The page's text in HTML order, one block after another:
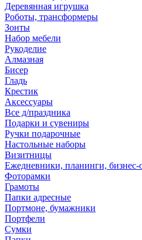
Деревянная игрушка
Роботы, трансформеры
Зонты
Набор мебели
Рукоделие
Алмазная
Бисер
Гладь
Крестик
Аксессуары
Все д/праздника
Подарки и сувениры
Ручки подарочные
Настольные наборы
Визитницы
Ежедневники, планинги, бизнес-
Фоторамки
Грамоты
Папки адресные
Портмоне, бумажники
Портфели
Сумки